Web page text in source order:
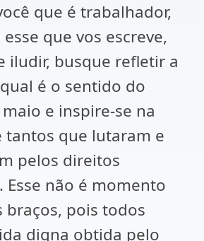
que é trabalhador,
que vos escreve,
iludir, busque refletir a
é o sentido do
e inspire-se na
tantos que lutaram e
pelos direitos
não é momento
braços, pois todos
digna obtida pelo